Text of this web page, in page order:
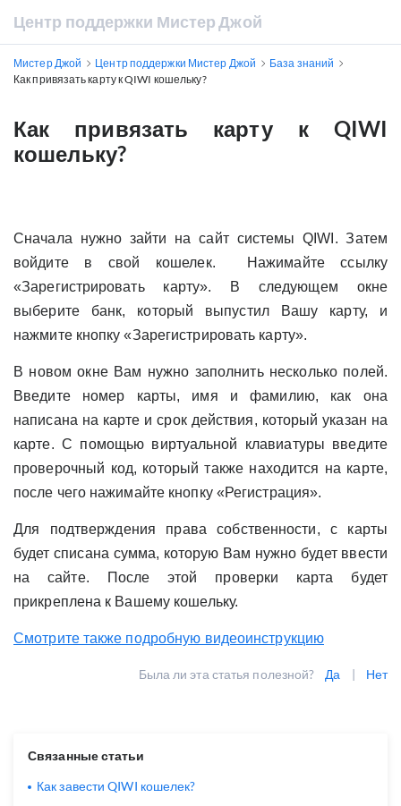
Центр поддержки Мистер Джой
Мистер Джой Центр поддержки Мистер Джой
База знаний
Как привязать карту к QIWI кошельку?
Как привязать карту к QIWI
кошельку?
Сначала нужно зайти на сайт системы QIWI. Затем
войдите в свой кошелек. Нажимайте ссылку
«Зарегистрировать карту». В следующем окне
выберите банк, который выпустил Вашу карту, и
нажмите кнопку «Зарегистрировать карту».
В новом окне Вам нужно заполнить несколько полей.
Введите номер карты, имя и фамилию, как она
написана на карте и срок действия, который указан на
карте. С помощью виртуальной клавиатуры введите
проверочный код, который также находится на карте,
после чего нажимайте кнопку «Регистрация».
Для подтверждения права собственности, с карты
будет списана сумма, которую Вам нужно будет ввести
на сайте. После этой проверки карта будет
прикреплена к Вашему кошельку.
Смотрите также подробную видеоинструкцию
Была ли эта статья полезной? Да | Нет
Связанные статьи
Как завести QIWI кошелек?